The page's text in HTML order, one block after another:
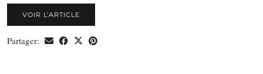
VOIR L’ARTICLE
Partager: